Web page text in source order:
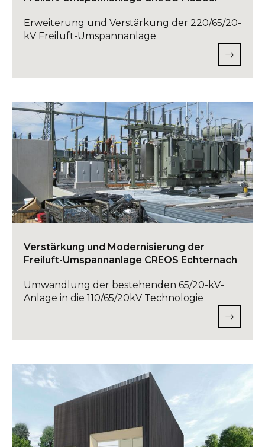
Erweiterung und Verstärkung der 220/65/20-
kV Freiluft-Umspannanlage
Verstärkung und Modernisierung der
Freiluft-Umspannanlage CREOS Echternach
Umwandlung der bestehenden 65/20-kV-
Anlage in die 110/65/20kV Technologie